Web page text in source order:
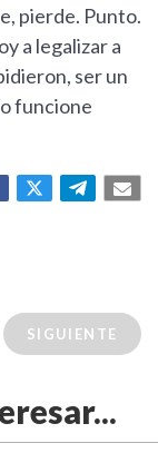
pierde. Punto.
a legalizar a
ser un
funcione
SIGUIENTE